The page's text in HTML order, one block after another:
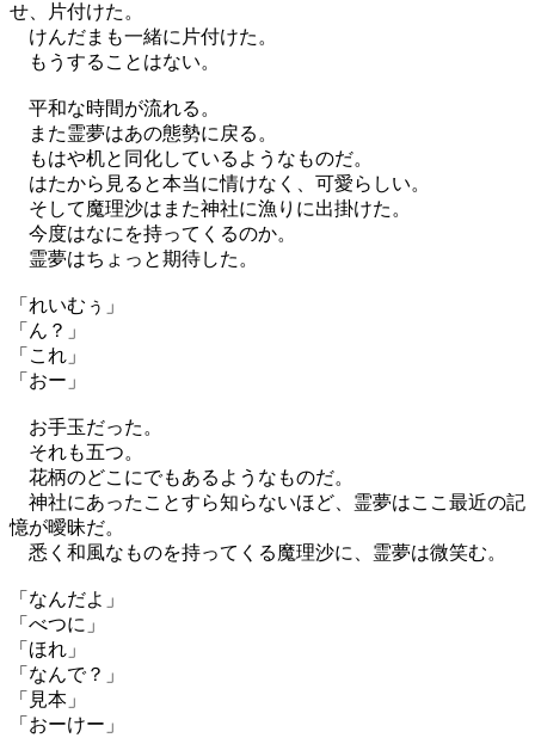
せ、片付けた。
けんだまも一緒に片付けた。
もうすることはない。
平和な時間が流れる。
また霊夢はあの態勢に戻る。
もはや机と同化しているようなものだ。
はたから見ると本当に情けなく、可愛らしい。
そして魔理沙はまた神社に漁りに出掛けた。
今度はなにを持ってくるのか。
霊夢はちょっと期待した。
「れいむぅ」
「ん？」
「これ」
「おー」
お手玉だった。
それも五つ。
花柄のどこにでもあるようなものだ。
神社にあったことすら知らないほど、霊夢はここ最近の記
憶が曖昧だ。
悉く和風なものを持ってくる魔理沙に、霊夢は微笑む。
「なんだよ」
「べつに」
「ほれ」
「なんで？」
「見本」
「おーけー」